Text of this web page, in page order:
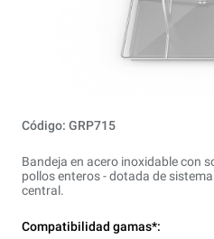
Código: GRP715
Bandeja en acero inoxidable con
pollos enteros - dotada de
central.
Compatibilidad gamas*: